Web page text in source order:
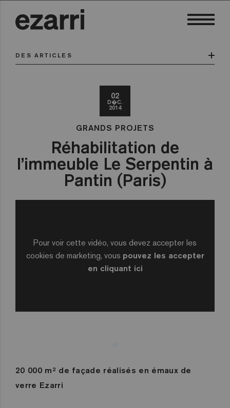
DES ARTICLES
02
D�C.
2014
GRANDS PROJETS
Réhabilitation de
l’immeuble Le Serpentin à
Pantin (Paris)
Pour voir cette vidéo, vous devez accepter les
cookies de marketing, vous pouvez les accepter
en cliquant ici
20 000 m² de façade réalisés en émaux de
verre Ezarri